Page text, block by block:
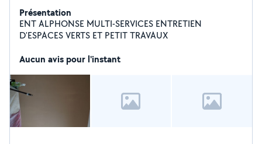
Présentation
ENT ALPHONSE MULTI-SERVICES ENTRETIEN
D'ESPACES VERTS ET PETIT TRAVAUX
Aucun avis pour l'instant